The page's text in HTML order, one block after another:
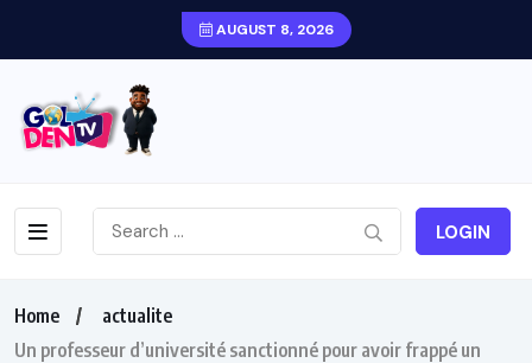
AUGUST 8, 2026
LOGIN
Home
actualite
Un professeur d’université sanctionné pour avoir frappé un